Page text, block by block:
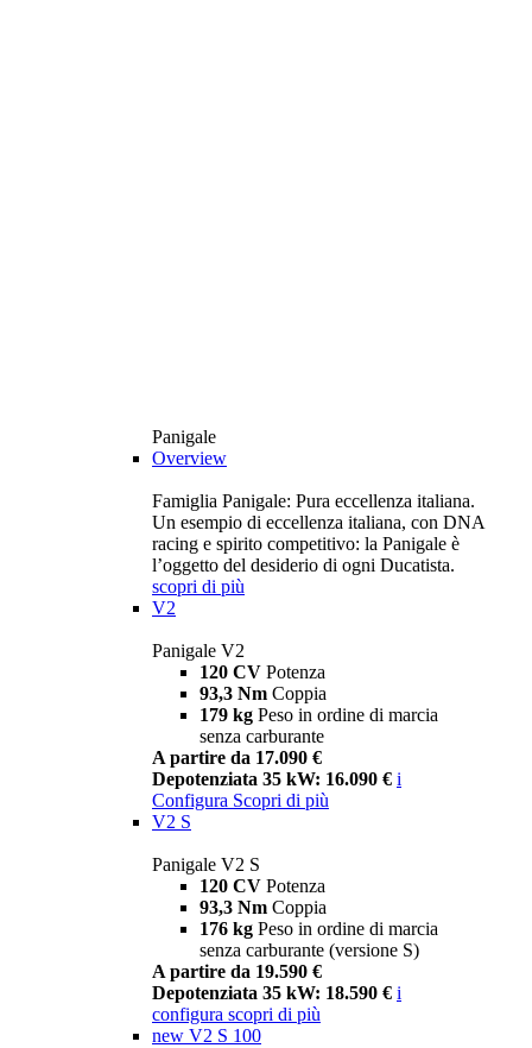
Panigale
Overview
Famiglia Panigale: Pura eccellenza italiana.
Un esempio di eccellenza italiana, con DNA
racing e spirito competitivo: la Panigale è
l’oggetto del desiderio di ogni Ducatista.
scopri di più
V2
Panigale V2
120 CV Potenza
93,3 Nm Coppia
179 kg Peso in ordine di marcia
senza carburante
A partire da 17.090 €
Depotenziata 35 kW: 16.090 € i
Configura Scopri di più
V2 S
Panigale V2 S
120 CV Potenza
93,3 Nm Coppia
176 kg Peso in ordine di marcia
senza carburante (versione S)
A partire da 19.590 €
Depotenziata 35 kW: 18.590 € i
configura scopri di più
new V2 S 100